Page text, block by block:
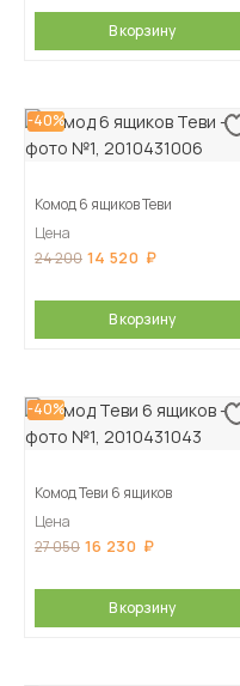
В корзину
-40%
Комод 6 ящиков Теви
Цена
24 200 14 520
В корзину
-40%
Комод Теви 6 ящиков
Цена
27 050 16 230
В корзину